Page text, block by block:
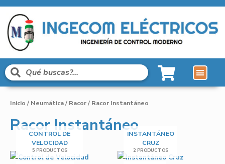
Inicio / Neumática/ Racor/ Racor Instantáneo
Racor Instantáneo
CONTROL DE
VELOCIDAD
5 PRODUCTOS
INSTANTÁNEO
CRUZ
2 PRODUCTOS